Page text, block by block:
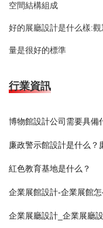
空間結構組成
好的展廳設計是什么樣:
量是很好的標準
行業資訊
博物館設計公司需要具備
廉政警示館設計是什么？
紅色教育基地是什么？
企業展館設計-企業展館
企業展廳設計_企業展廳